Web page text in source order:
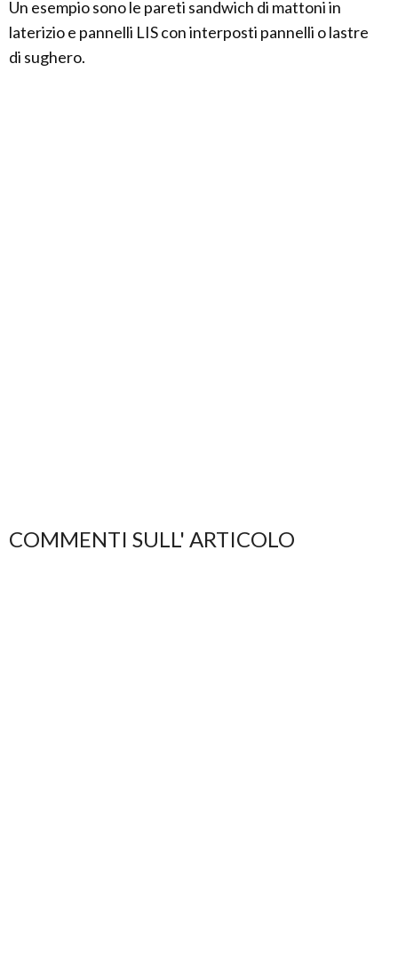
Un esempio sono le pareti sandwich di mattoni in
laterizio e pannelli LIS con interposti pannelli o lastre
di sughero.
COMMENTI SULL' ARTICOLO